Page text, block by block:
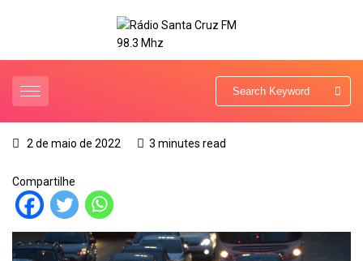
2 de maio de 2022 3 minutes read
Compartilhe